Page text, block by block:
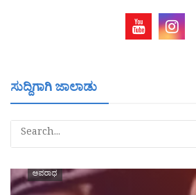
ಸುದ್ದಿಗಾಗಿ ಜಾಲಾಡು
ಅಪರಾಧ